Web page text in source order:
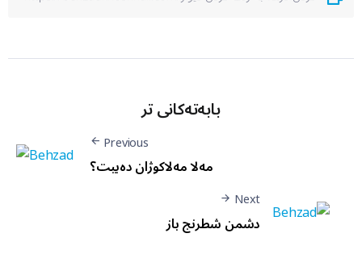
بابەتەکانی تر
Previous
مه‌لا مه‌لاکوژان دەبیت؟
Next
دشمن شطرنج باز